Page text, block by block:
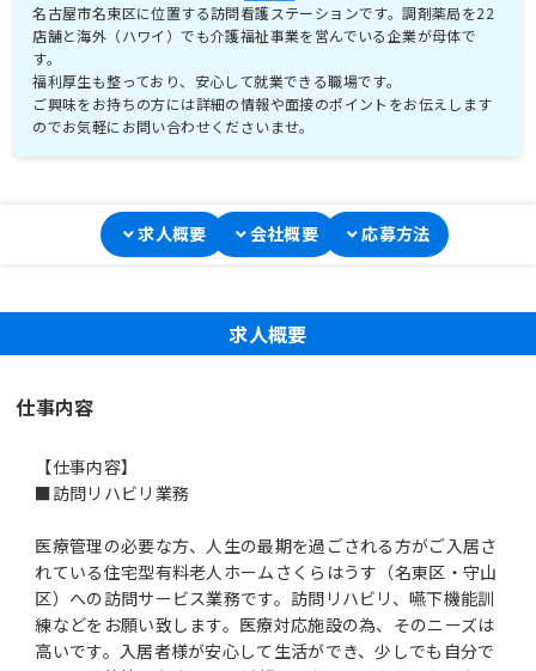
名古屋市名東区に位置する訪問看護ステーションです。調剤薬局を22
店舗と海外（ハワイ）でも介護福祉事業を営んでいる企業が母体で
す。
福利厚生も整っており、安心して就業できる職場です。
ご興味をお持ちの方には詳細の情報や面接のポイントをお伝えします
のでお気軽にお問い合わせくださいませ。
求人概要 会社概要 応募方法
求人概要
仕事内容
【仕事内容】
■訪問リハビリ業務
医療管理の必要な方、人生の最期を過ごされる方がご入居さ
れている住宅型有料老人ホームさくらはうす（名東区・守山
区）への訪問サービス業務です。訪問リハビリ、嚥下機能訓
練などをお願い致します。医療対応施設の為、そのニーズは
高いです。入居者様が安心して生活ができ、少しでも自分で